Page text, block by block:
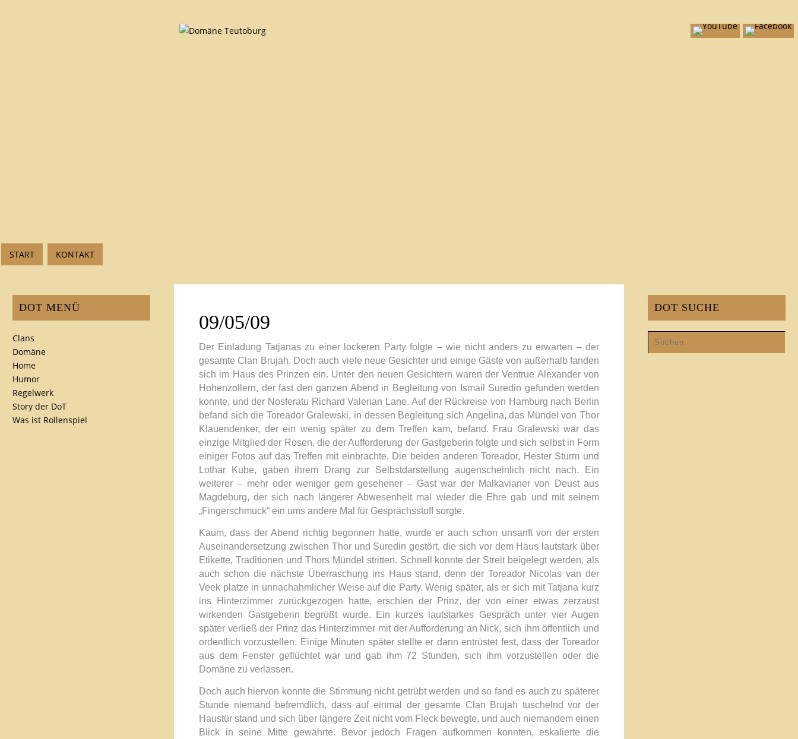
START KONTAKT
09/05/09
Der Einladung Tatjanas zu einer lockeren Party folgte – wie nicht anders zu erwarten – der
gesamte Clan Brujah. Doch auch viele neue Gesichter und einige Gäste von außerhalb fanden
sich im Haus des Prinzen ein. Unter den neuen Gesichtern waren der Ventrue Alexander von
Hohenzollern, der fast den ganzen Abend in Begleitung von Ismail Suredin gefunden werden
konnte, und der Nosferatu Richard Valerian Lane. Auf der Rückreise von Hamburg nach Berlin
befand sich die Toreador Gralewski, in dessen Begleitung sich Angelina, das Mündel von Thor
Klauendenker, der ein wenig später zu dem Treffen kam, befand. Frau Gralewski war das
einzige Mitglied der Rosen, die der Aufforderung der Gastgeberin folgte und sich selbst in Form
einiger Fotos auf das Treffen mit einbrachte. Die beiden anderen Toreador, Hester Sturm und
Lothar Kube, gaben ihrem Drang zur Selbstdarstellung augenscheinlich nicht nach. Ein
weiterer – mehr oder weniger gern gesehener – Gast war der Malkavianer von Deust aus
Magdeburg, der sich nach längerer Abwesenheit mal wieder die Ehre gab und mit seinem
„Fingerschmuck“ ein ums andere Mal für Gesprächsstoff sorgte.
Kaum, dass der Abend richtig begonnen hatte, wurde er auch schon unsanft von der ersten
Auseinandersetzung zwischen Thor und Suredin gestört, die sich vor dem Haus lautstark über
Etikette, Traditionen und Thors Mündel stritten. Schnell konnte der Streit beigelegt werden, als
auch schon die nächste Überraschung ins Haus stand, denn der Toreador Nicolas van der
Veek platze in unnachahmlicher Weise auf die Party. Wenig später, als er sich mit Tatjana kurz
ins Hinterzimmer zurückgezogen hatte, erschien der Prinz, der von einer etwas zerzaust
wirkenden Gastgeberin begrüßt wurde. Ein kurzes lautstarkes Gespräch unter vier Augen
später verließ der Prinz das Hinterzimmer mit der Aufforderung an Nick, sich ihm öffentlich und
ordentlich vorzustellen. Einige Minuten später stellte er dann entrüstet fest, dass der Toreador
aus dem Fenster geflüchtet war und gab ihm 72 Stunden, sich ihm vorzustellen oder die
Domäne zu verlassen.
Doch auch hiervon konnte die Stimmung nicht getrübt werden und so fand es auch zu späterer
Stunde niemand befremdlich, dass auf einmal der gesamte Clan Brujah tuschelnd vor der
Haustür stand und sich über längere Zeit nicht vom Fleck bewegte, und auch niemandem einen
Blick in seine Mitte gewährte. Bevor jedoch Fragen aufkommen konnten, eskalierte die
DOT MENÜ
Clans
Domäne
Home
Humor
Regelwerk
Story der DoT
Was ist Rollenspiel
DOT SUCHE